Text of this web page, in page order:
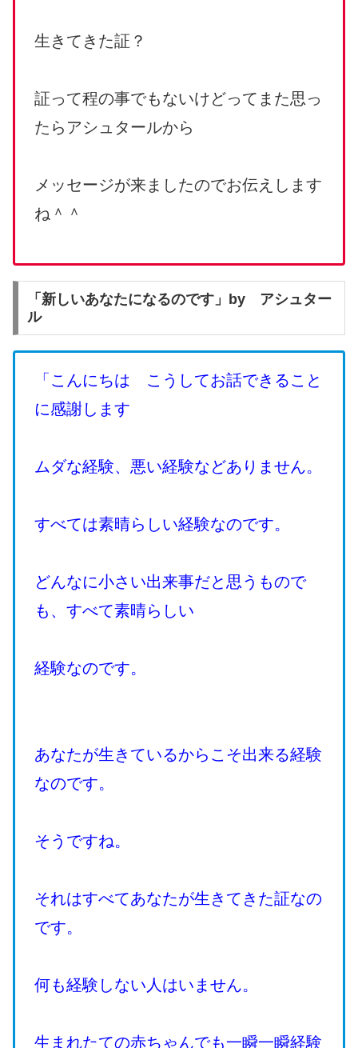
生きてきた証？
証って程の事でもないけどってまた思っ
たらアシュタールから
メッセージが来ましたのでお伝えします
ね＾＾
「新しいあなたになるのです」by アシュター
ル
「こんにちは こうしてお話できること
に感謝します
ムダな経験、悪い経験などありません。
すべては素晴らしい経験なのです。
どんなに小さい出来事だと思うもので
も、すべて素晴らしい
経験なのです。
あなたが生きているからこそ出来る経験
なのです。
そうですね。
それはすべてあなたが生きてきた証なの
です。
何も経験しない人はいません。
生まれたての赤ちゃんでも一瞬一瞬経験